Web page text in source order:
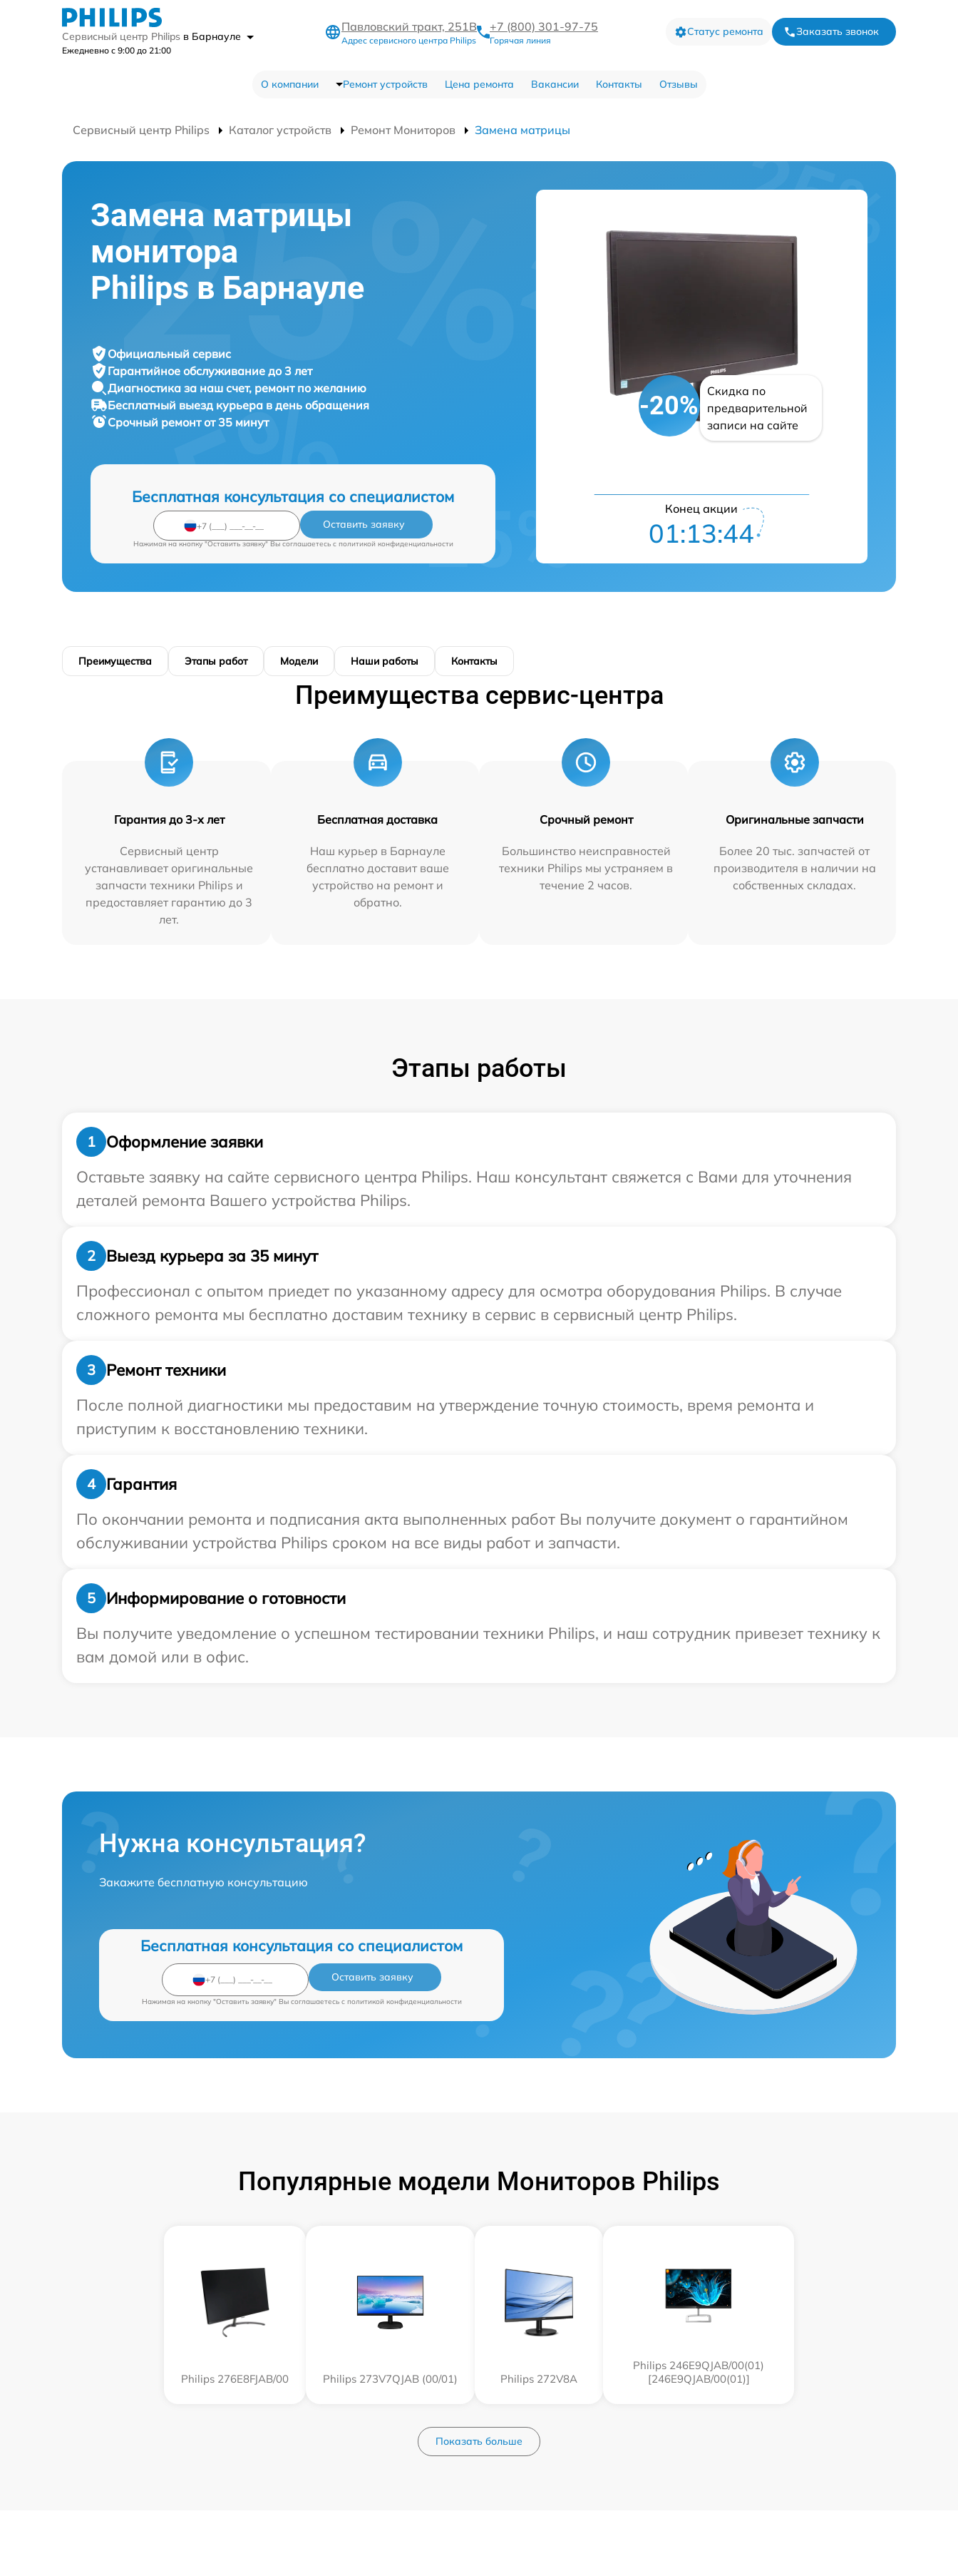
Сервисный центр Philips в Барнауле
Ежедневно с 9:00 до 21:00
Павловский тракт, 251В
Адрес сервисного центра Philips
+7 (800) 301-97-75
Горячая линия
Статус ремонта Заказать звонок
О компании Ремонт устройств Цена ремонта Вакансии Контакты Отзывы
Сервисный центр Philips Каталог устройств Ремонт Мониторов Замена матрицы
Замена матрицы
монитора
Philips в Барнауле
Официальный сервис
Гарантийное обслуживание до 3 лет
Диагностика за наш счет, ремонт по желанию
Бесплатный выезд курьера в день обращения
Срочный ремонтот 35 минут
Бесплатная консультация со специалистом
Оставить заявку
Нажимая на кнопку "Оставить заявку" Вы соглашаетесь c политикой конфиденциальности
-20%
Скидка по
предварительной
записи на сайте
Конец акции
01:13:43
Преимущества Этапы работ Модели Наши работы Контакты
Преимущества сервис-центра
Гарантия до 3-х лет
Сервисный центр
устанавливает оригинальные
запчасти техники Philips и
предоставляет гарантию до 3
лет.
Бесплатная доставка
Наш курьер в Барнауле
бесплатно доставит ваше
устройство на ремонт и
обратно.
Срочный ремонт
Большинство неисправностей
техники Philips мы устраняем в
течение 2 часов.
Оригинальные запчасти
Более 20 тыс. запчастей от
производителя в наличии на
собственных складах.
Этапы работы
1
Оформление заявки
Оставьте заявку на сайте сервисного центра Philips. Наш консультант свяжется с Вами для уточнения
деталей ремонта Вашего устройства Philips.
2
Выезд курьера за 35 минут
Профессионал с опытом приедет по указанному адресу для осмотра оборудования Philips. В случае
сложного ремонта мы бесплатно доставим технику в сервис в сервисный центр Philips.
3
Ремонт техники
После полной диагностики мы предоставим на утверждение точную стоимость, время ремонта и
приступим к восстановлению техники.
4
Гарантия
По окончании ремонта и подписания акта выполненных работ Вы получите документ о гарантийном
обслуживании устройства Philips сроком на все виды работ и запчасти.
5
Информирование о готовности
Вы получите уведомление о успешном тестировании техники Philips, и наш сотрудник привезет технику к
вам домой или в офис.
Нужна консультация?
Закажите бесплатную консультацию
Бесплатная консультация со специалистом
Оставить заявку
Нажимая на кнопку "Оставить заявку" Вы соглашаетесь c политикой конфиденциальности
Популярные модели Мониторов Philips
Philips 276E8FJAB/00 Philips 273V7QJAB (00/01) Philips 272V8A
Philips 246E9QJAB/00(01)
[246E9QJAB/00(01)]
Показать больше